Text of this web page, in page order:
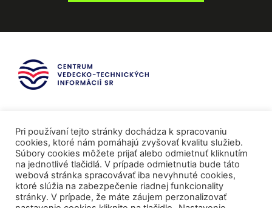
Pri používaní tejto stránky dochádza k spracovaniu
cookies, ktoré nám pomáhajú zvyšovať kvalitu služieb.
Súbory cookies môžete prijať alebo odmietnuť kliknutím
na jednotlivé tlačidlá. V prípade odmietnutia bude táto
webová stránka spracovávať iba nevyhnuté cookies,
ktoré slúžia na zabezpečenie riadnej funkcionality
stránky. V prípade, že máte záujem perzonalizovať